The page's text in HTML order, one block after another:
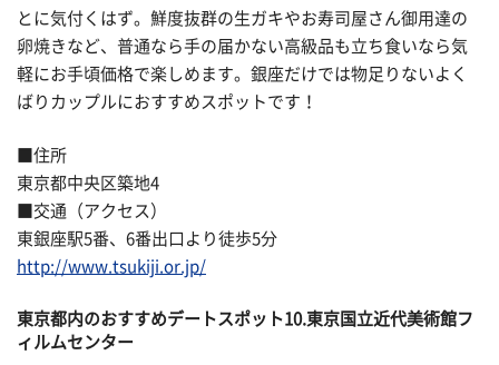
とに気付くはず。鮮度抜群の生ガキやお寿司屋さん御用達の
卵焼きなど、普通なら手の届かない高級品も立ち食いなら気
軽にお手頃価格で楽しめます。銀座だけでは物足りないよく
ばりカップルにおすすめスポットです！
■住所
東京都中央区築地4
■交通（アクセス）
東銀座駅5番、6番出口より徒歩5分
http://www.tsukiji.or.jp/
東京都内のおすすめデートスポット10.東京国立近代美術館フ
ィルムセンター